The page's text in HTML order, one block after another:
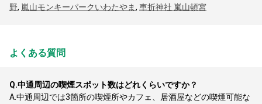
野, 嵐山モンキーパークいわたやま, 車折神社 嵐山頓宮
よくある質問
Q.中通周辺の喫煙スポット数はどれくらいですか？
A.中通周辺では3箇所の喫煙所やカフェ、居酒屋などの喫煙可能な